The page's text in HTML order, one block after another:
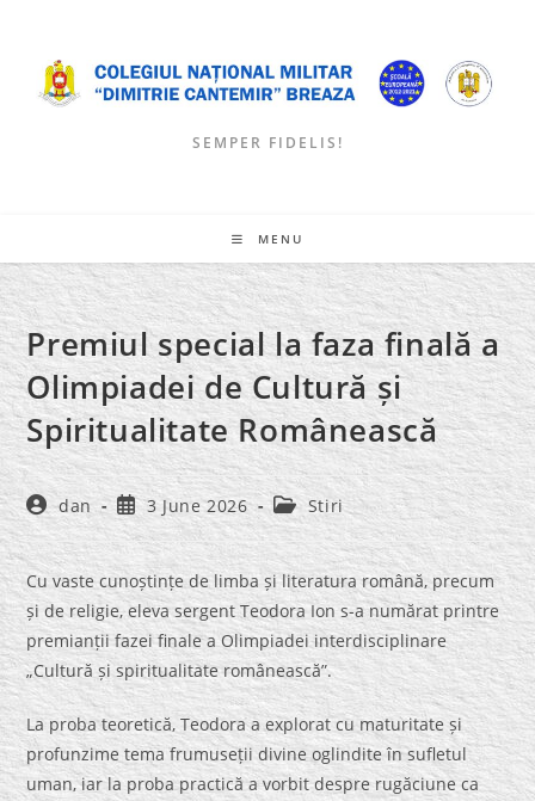
content
SEMPER FIDELIS!
MENU
Premiul special la faza finală a
Olimpiadei de Cultură și
Spiritualitate Românească
Post
author:
dan
Post
published:
3 June 2026
Post
category:
Stiri
Cu vaste cunoștințe de limba și literatura română, precum
și de religie, eleva sergent Teodora Ion s-a numărat printre
premianții fazei finale a Olimpiadei interdisciplinare
„Cultură și spiritualitate românească”.
La proba teoretică, Teodora a explorat cu maturitate și
profunzime tema frumuseții divine oglindite în sufletul
uman, iar la proba practică a vorbit despre rugăciune ca